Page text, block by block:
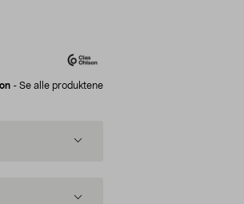
- Se alle produktene